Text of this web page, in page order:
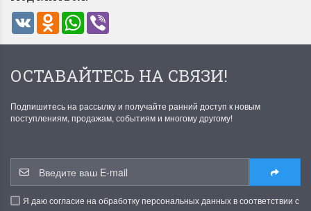
Летние Скидки
!! СКИДКА 20% ‼️ с 1 до 3 июня в
Чудетство...
Анастасия Туманова
На сайте пополнение
Спешите купить...
Анастасия Туманова
VK Odnoklassniki
WhatsApp
ОСТАВАЙТЕСЬ НА СВЯЗИ!
Подпишитесь на рассылку и получайте ранний доступ к новым
поступлениям, продажам, событиям и многому другому!
Я даю согласие на обработку персональных данных в соответствии с